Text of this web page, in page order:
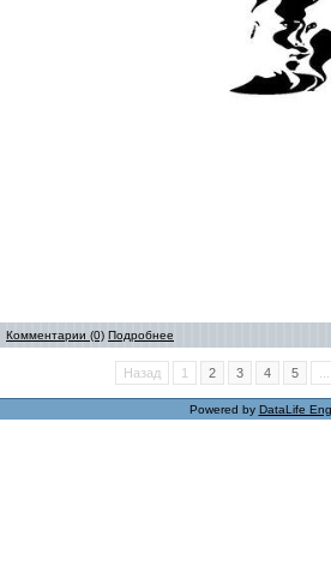
Комментарии (0) Подробнее
Назад 1 2 3 4 5
Powered by DataLife